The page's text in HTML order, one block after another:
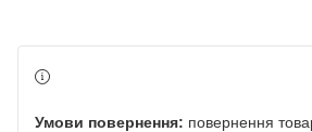
повернення